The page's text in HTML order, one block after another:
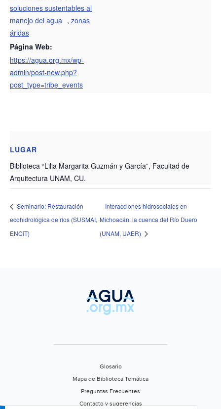
soluciones sustentables al
manejo del agua , zonas
áridas
Página Web:
https://agua.org.mx/wp-
admin/post-new.php?
post_type=tribe_events
LUGAR
Biblioteca “Lilia Margarita Guzmán y García”, Facultad de
Arquitectura UNAM, CU.
Seminario: Restauración
ecohidrológica de ríos (SUSMAI,
ENCiT)
Interacciones hidrosociales en
Michoacán: la cuenca del Río Duero
(UNAM, UAER)
Glosario
Mapa de Biblioteca Temática
Preguntas Frecuentes
Contacto y sugerencias